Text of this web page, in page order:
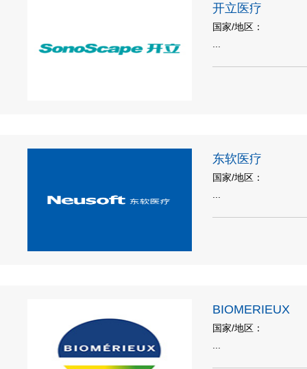
开立医疗
国家/地区：
...
东软医疗
国家/地区：
...
BIOMERIEUX
国家/地区：
...